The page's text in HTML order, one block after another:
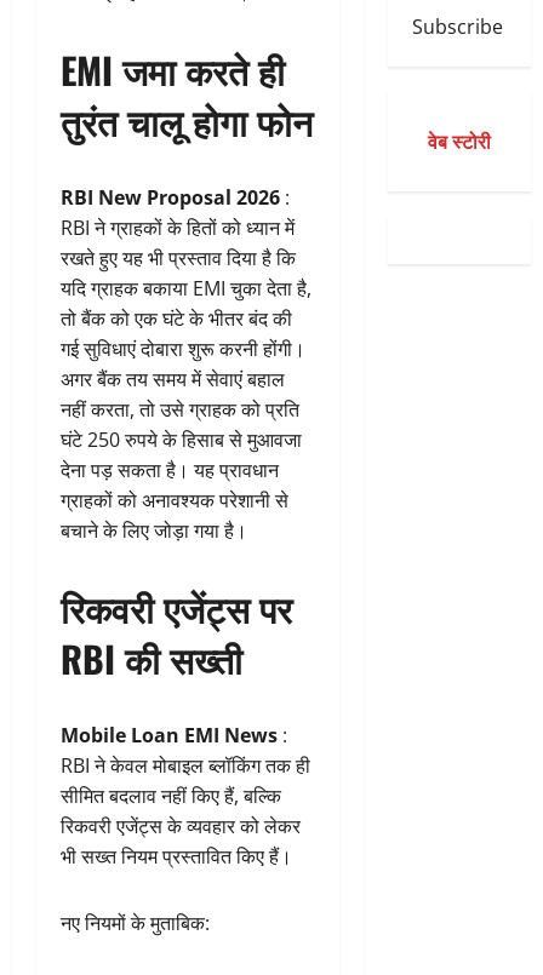
EMI जमा करते ही
तुरंत चालू होगा फोन
RBI New Proposal 2026 :
RBI ने ग्राहकों के हितों को ध्यान में
रखते हुए यह भी प्रस्ताव दिया है कि
यदि ग्राहक बकाया EMI चुका देता है,
तो बैंक को एक घंटे के भीतर बंद की
गई सुविधाएं दोबारा शुरू करनी होंगी।
अगर बैंक तय समय में सेवाएं बहाल
नहीं करता, तो उसे ग्राहक को प्रति
घंटे 250 रुपये के हिसाब से मुआवजा
देना पड़ सकता है। यह प्रावधान
ग्राहकों को अनावश्यक परेशानी से
बचाने के लिए जोड़ा गया है।
रिकवरी एजेंट्स पर
RBI की सख्ती
Mobile Loan EMI News :
RBI ने केवल मोबाइल ब्लॉकिंग तक ही
सीमित बदलाव नहीं किए हैं, बल्कि
रिकवरी एजेंट्स के व्यवहार को लेकर
भी सख्त नियम प्रस्तावित किए हैं।
नए नियमों के मुताबिक:
Subscribe
वेब स्टोरी